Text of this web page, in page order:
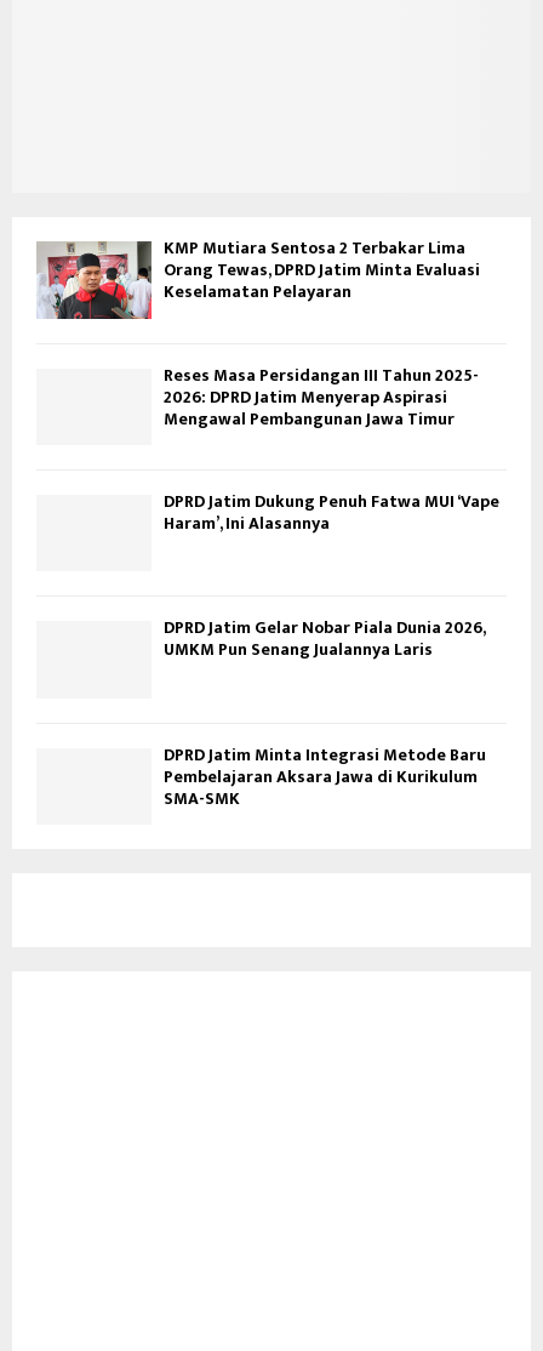
KMP Mutiara Sentosa 2 Terbakar Lima
Orang Tewas, DPRD Jatim Minta Evaluasi
Keselamatan Pelayaran
Reses Masa Persidangan III Tahun 2025-
2026: DPRD Jatim Menyerap Aspirasi
Mengawal Pembangunan Jawa Timur
DPRD Jatim Dukung Penuh Fatwa MUI ‘Vape
Haram’, Ini Alasannya
DPRD Jatim Gelar Nobar Piala Dunia 2026,
UMKM Pun Senang Jualannya Laris
DPRD Jatim Minta Integrasi Metode Baru
Pembelajaran Aksara Jawa di Kurikulum
SMA-SMK